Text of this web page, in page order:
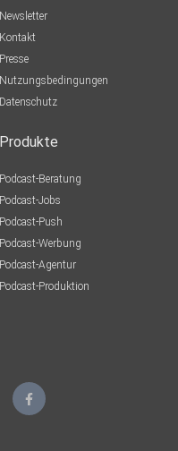
Newsletter
Kontakt
Presse
Nutzungsbedingungen
Datenschutz
Produkte
Podcast-Beratung
Podcast-Jobs
Podcast-Push
Podcast-Werbung
Podcast-Agentur
Podcast-Produktion